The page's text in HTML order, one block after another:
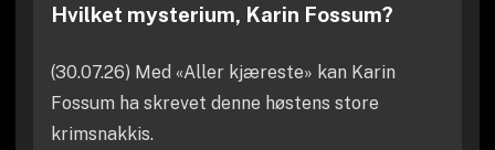
Hvilket mysterium, Karin Fossum?
(30.07.26) Med «Aller kjæreste» kan Karin
Fossum ha skrevet denne høstens store
krimsnakkis.